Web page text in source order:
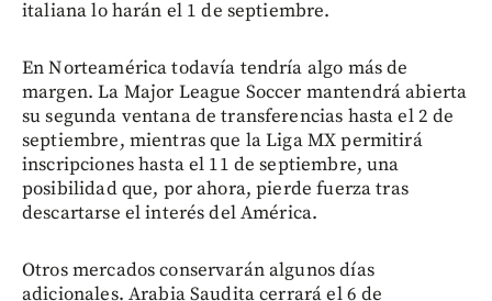
italiana lo harán el 1 de septiembre.
En Norteamérica todavía tendría algo más de
margen. La Major League Soccer mantendrá abierta
su segunda ventana de transferencias hasta el 2 de
septiembre, mientras que la Liga MX permitirá
inscripciones hasta el 11 de septiembre, una
posibilidad que, por ahora, pierde fuerza tras
descartarse el interés del América.
Otros mercados conservarán algunos días
adicionales. Arabia Saudita cerrará el 6 de